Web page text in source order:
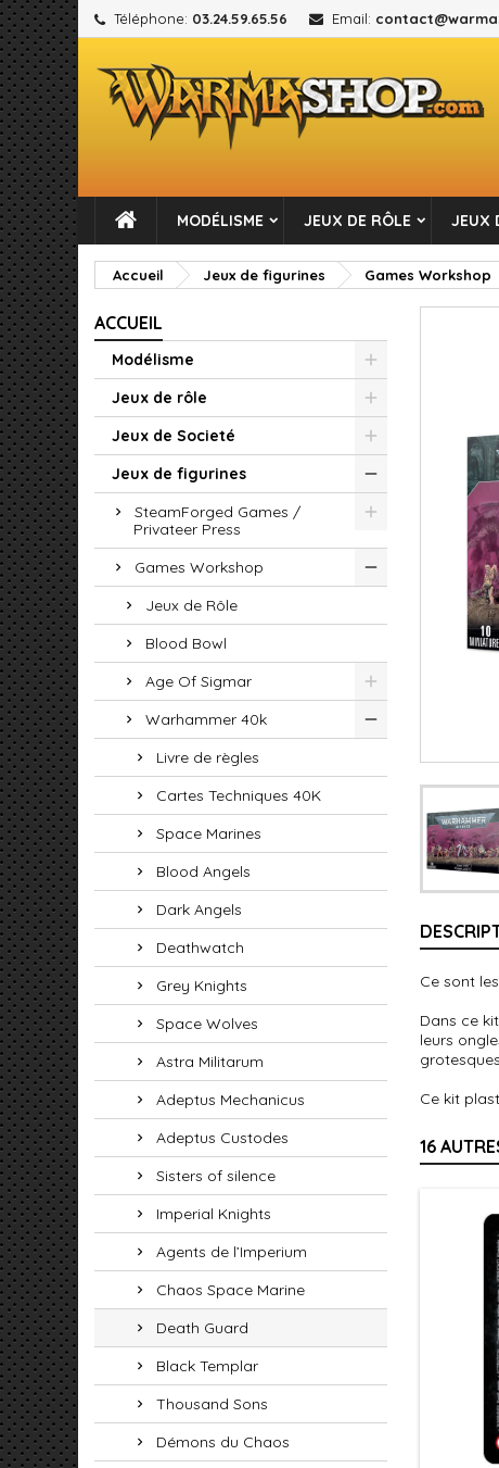
Téléphone: 03.24.59.65.56 Email:
MODÉLISME JEUX DE RÔLE JEUX
Accueil Jeux de figurines Games Workshop
ACCUEIL
Modélisme
Jeux de rôle
Jeux de Societé
Jeux de figurines
SteamForged Games /
Privateer Press
Games Workshop
Jeux de Rôle
Blood Bowl
Age Of Sigmar
Warhammer 40k
Livre de règles
Cartes Techniques 40K
Space Marines
Blood Angels
Dark Angels
Deathwatch
Grey Knights
Space Wolves
Astra Militarum
Adeptus Mechanicus
Adeptus Custodes
Sisters of silence
Imperial Knights
Agents de l’Imperium
Chaos Space Marine
Death Guard
Black Templar
Thousand Sons
Démons du Chaos
Ce sont
Dans ce
leurs
Ce kit
16
add_circle_outline